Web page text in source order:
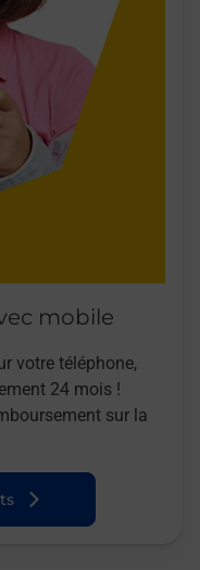
mobile
votre téléphone,
24 mois !
sur la